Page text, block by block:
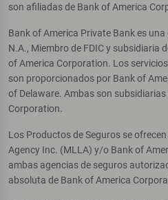
son afiliadas de Bank of America
Bank of America Private Bank es
N.A., Miembro de FDIC y subsidiaria
of America Corporation. Los
son proporcionados por Bank of
of Delaware. Ambas son
Corporation.
Los Productos de Seguros se
Agency Inc. (MLLA) y/o Bank of
ambas agencias de seguros
absoluta de Bank of America